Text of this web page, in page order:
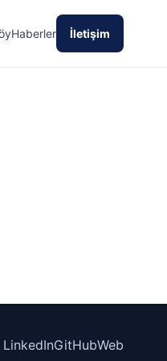
Haberler İletişim
LinkedInGitHubWeb